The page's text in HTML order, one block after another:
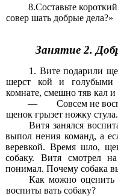
8.Составьте
совер шать добрые дела?»
Занятие 2.
1. Вите подарили
шерст кой и голубыми
комнате, смешно тяв кал и
— Совсем не
щенок грызет ножку стула.
Витя занялся
выпол нения команд, а
веревкой. Время шло,
собаку. Витя смотрел
понимал. Почему собака
Как можно
воспиты вать собаку?